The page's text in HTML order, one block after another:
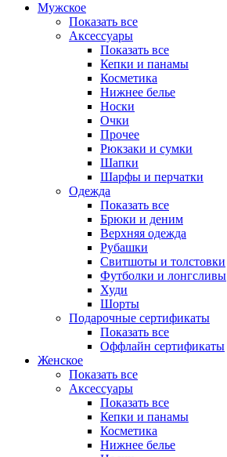
Мужское
Показать все
Аксессуары
Показать все
Кепки и панамы
Косметика
Нижнее белье
Носки
Очки
Прочее
Рюкзаки и сумки
Шапки
Шарфы и перчатки
Одежда
Показать все
Брюки и деним
Верхняя одежда
Рубашки
Свитшоты и толстовки
Футболки и лонгсливы
Худи
Шорты
Подарочные сертификаты
Показать все
Оффлайн сертификаты
Женское
Показать все
Аксессуары
Показать все
Кепки и панамы
Косметика
Нижнее белье